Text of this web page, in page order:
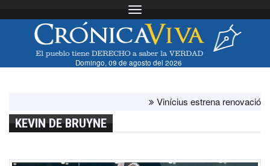
Toggle navigation
Domingo, 09 de agosto del 2026
Vinícius estrena renovación con
KEVIN DE BRUYNE